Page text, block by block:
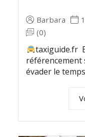
Barbara
(0)
taxiguide.fr
référencement
évader le